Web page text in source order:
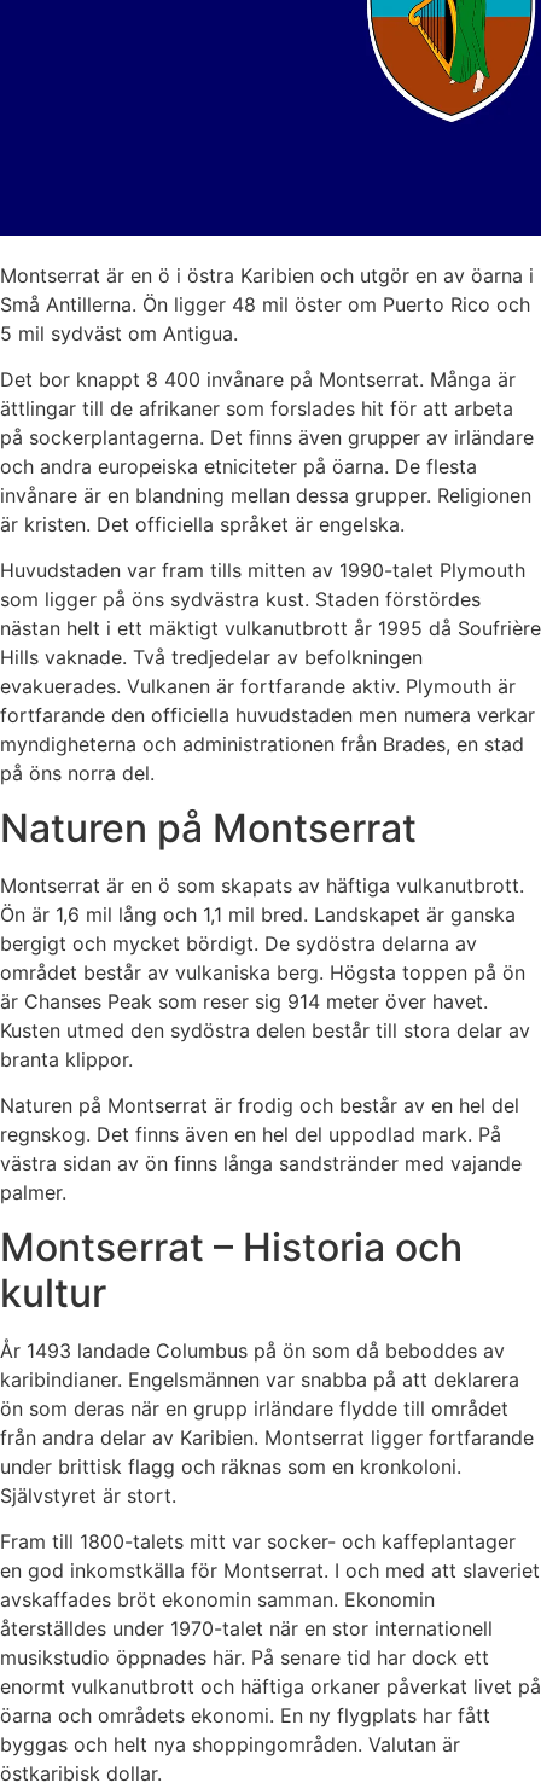
Montserrat är en ö i östra Karibien och utgör en av öarna i
Små Antillerna. Ön ligger 48 mil öster om Puerto Rico och
5 mil sydväst om Antigua.
Det bor knappt 8 400 invånare på Montserrat. Många är
ättlingar till de afrikaner som forslades hit för att arbeta
på sockerplantagerna. Det finns även grupper av irländare
och andra europeiska etniciteter på öarna. De flesta
invånare är en blandning mellan dessa grupper. Religionen
är kristen. Det officiella språket är engelska.
Huvudstaden var fram tills mitten av 1990-talet Plymouth
som ligger på öns sydvästra kust. Staden förstördes
nästan helt i ett mäktigt vulkanutbrott år 1995 då Soufrière
Hills vaknade. Två tredjedelar av befolkningen
evakuerades. Vulkanen är fortfarande aktiv. Plymouth är
fortfarande den officiella huvudstaden men numera verkar
myndigheterna och administrationen från Brades, en stad
på öns norra del.
Naturen på Montserrat
Montserrat är en ö som skapats av häftiga vulkanutbrott.
Ön är 1,6 mil lång och 1,1 mil bred. Landskapet är ganska
bergigt och mycket bördigt. De sydöstra delarna av
området består av vulkaniska berg. Högsta toppen på ön
är Chanses Peak som reser sig 914 meter över havet.
Kusten utmed den sydöstra delen består till stora delar av
branta klippor.
Naturen på Montserrat är frodig och består av en hel del
regnskog. Det finns även en hel del uppodlad mark. På
västra sidan av ön finns långa sandstränder med vajande
palmer.
Montserrat – Historia och
kultur
År 1493 landade Columbus på ön som då beboddes av
karibindianer. Engelsmännen var snabba på att deklarera
ön som deras när en grupp irländare flydde till området
från andra delar av Karibien. Montserrat ligger fortfarande
under brittisk flagg och räknas som en kronkoloni.
Självstyret är stort.
Fram till 1800-talets mitt var socker- och kaffeplantager
en god inkomstkälla för Montserrat. I och med att slaveriet
avskaffades bröt ekonomin samman. Ekonomin
återställdes under 1970-talet när en stor internationell
musikstudio öppnades här. På senare tid har dock ett
enormt vulkanutbrott och häftiga orkaner påverkat livet på
öarna och områdets ekonomi. En ny flygplats har fått
byggas och helt nya shoppingområden. Valutan är
östkaribisk dollar.